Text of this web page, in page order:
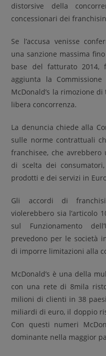
distorsive della
concessionari dei
Se l’accusa venisse
una sanzione massima
base del fatturato
aggiunta la
McDonald’s la rimozione
libera concorrenza.
La denuncia chiede alla
sulle norme contrattuali
franchisee, che
di scelta dei
prodotti e dei servizi in
Gli accordi di
violerebbero sia l’articolo
sul Funzionamento
prevedono per le società
di imporre limitazioni alla
McDonald’s è una della
con una rete di 8mila
milioni di clienti in 38
miliardi di euro, il doppio
Con questi numeri
dominante nella maggior